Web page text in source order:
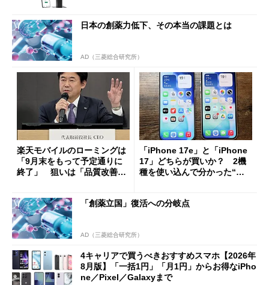
日本の創薬力低下、その本当の課題とは
AD（三菱総合研究所）
楽天モバイルのローミングは
「9月末をもって予定通りに
終了」 狙いは「品質改善」
も
「iPhone 17e」と「iPhone
17」どちらが買いか？ 2機
種を使い込んで分かった“ス
「創薬立国」復活への分岐点
AD（三菱総合研究所）
4キャリアで買うべきおすすめスマホ【2026年
8月版】「一括1円」「月1円」からお得なiPho
ne／Pixel／Galaxyまで